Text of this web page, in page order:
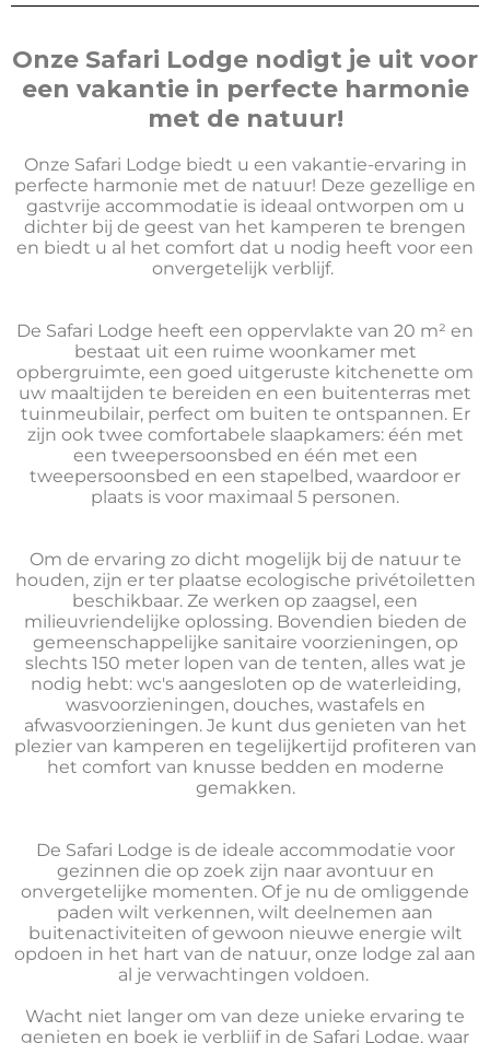
Onze Safari Lodge nodigt je uit voor
een vakantie in perfecte harmonie
met de natuur!
Onze Safari Lodge biedt u een vakantie-ervaring in
perfecte harmonie met de natuur! Deze gezellige en
gastvrije accommodatie is ideaal ontworpen om u
dichter bij de geest van het kamperen te brengen
en biedt u al het comfort dat u nodig heeft voor een
onvergetelijk verblijf.
De Safari Lodge heeft een oppervlakte van 20 m² en
bestaat uit een ruime woonkamer met
opbergruimte, een goed uitgeruste kitchenette om
uw maaltijden te bereiden en een buitenterras met
tuinmeubilair, perfect om buiten te ontspannen. Er
zijn ook twee comfortabele slaapkamers: één met
een tweepersoonsbed en één met een
tweepersoonsbed en een stapelbed, waardoor er
plaats is voor maximaal 5 personen.
Om de ervaring zo dicht mogelijk bij de natuur te
houden, zijn er ter plaatse ecologische privétoiletten
beschikbaar. Ze werken op zaagsel, een
milieuvriendelijke oplossing. Bovendien bieden de
gemeenschappelijke sanitaire voorzieningen, op
slechts 150 meter lopen van de tenten, alles wat je
nodig hebt: wc's aangesloten op de waterleiding,
wasvoorzieningen, douches, wastafels en
afwasvoorzieningen. Je kunt dus genieten van het
plezier van kamperen en tegelijkertijd profiteren van
het comfort van knusse bedden en moderne
gemakken.
De Safari Lodge is de ideale accommodatie voor
gezinnen die op zoek zijn naar avontuur en
onvergetelijke momenten. Of je nu de omliggende
paden wilt verkennen, wilt deelnemen aan
buitenactiviteiten of gewoon nieuwe energie wilt
opdoen in het hart van de natuur, onze lodge zal aan
al je verwachtingen voldoen.
Wacht niet langer om van deze unieke ervaring te
genieten en boek je verblijf in de Safari Lodge, waar